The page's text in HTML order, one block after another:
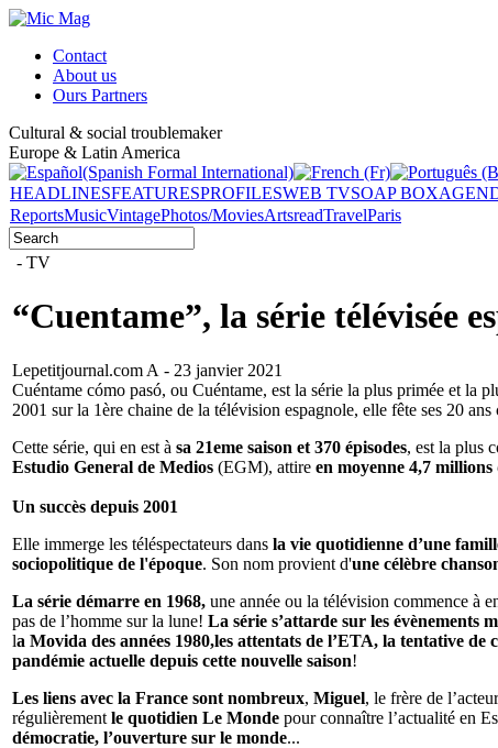
Contact
About us
Ours Partners
Cultural & social troublemaker
Europe & Latin America
HEADLINESFEATURESPROFILESWEB TVSOAP BOX
ReportsMusicVintagePhotos/MoviesArtsreadTravelParis
- TV
“Cuentame”, la série télévisée
Lepetitjournal.com A - 23 janvier 2021
Cuéntame cómo pasó, ou Cuéntame, est la série la plus primée et la
2001 sur la 1ère chaine de la télévision espagnole, elle fête ses 20 ans
Cette série, qui en est à sa 21eme saison et 370 épisodes, est la plus
Estudio General de Medios (EGM), attire en moyenne 4,7
Un succès depuis 2001
Elle immerge les téléspectateurs dans la vie quotidienne d’une
sociopolitique de l'époque. Son nom provient d'une célèbre
La série démarre en 1968, une année ou la télévision commence à
pas de l’homme sur la lune! La série s’attarde sur les évènements
la Movida des années 1980,les attentats de l’ETA, la tentative de
pandémie actuelle depuis cette nouvelle saison!
Les liens avec la France sont nombreux, Miguel, le frère de
régulièrement le quotidien Le Monde pour connaître l’actualité en
démocratie, l’ouverture sur le monde...